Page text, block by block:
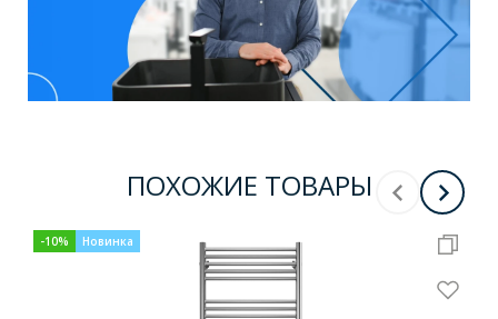
ПОХОЖИЕ ТОВАРЫ
Новинка
-10%